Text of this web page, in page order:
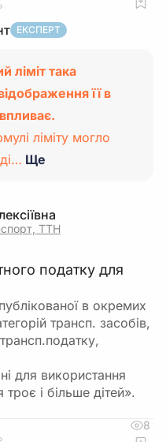
ЕКСПЕРТ
ліміт така
її в
ліміту могло
Ще
ТТН
податку для
в окремих
трансп. засобів,
для використання
і більше дітей».
8